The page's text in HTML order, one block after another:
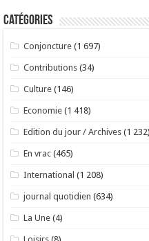
Catégories
Conjoncture (1 697)
Contributions (34)
Culture (146)
Economie (1 418)
Edition du jour / Archives (1 232)
En vrac (465)
International (1 208)
journal quotidien (634)
La Une (4)